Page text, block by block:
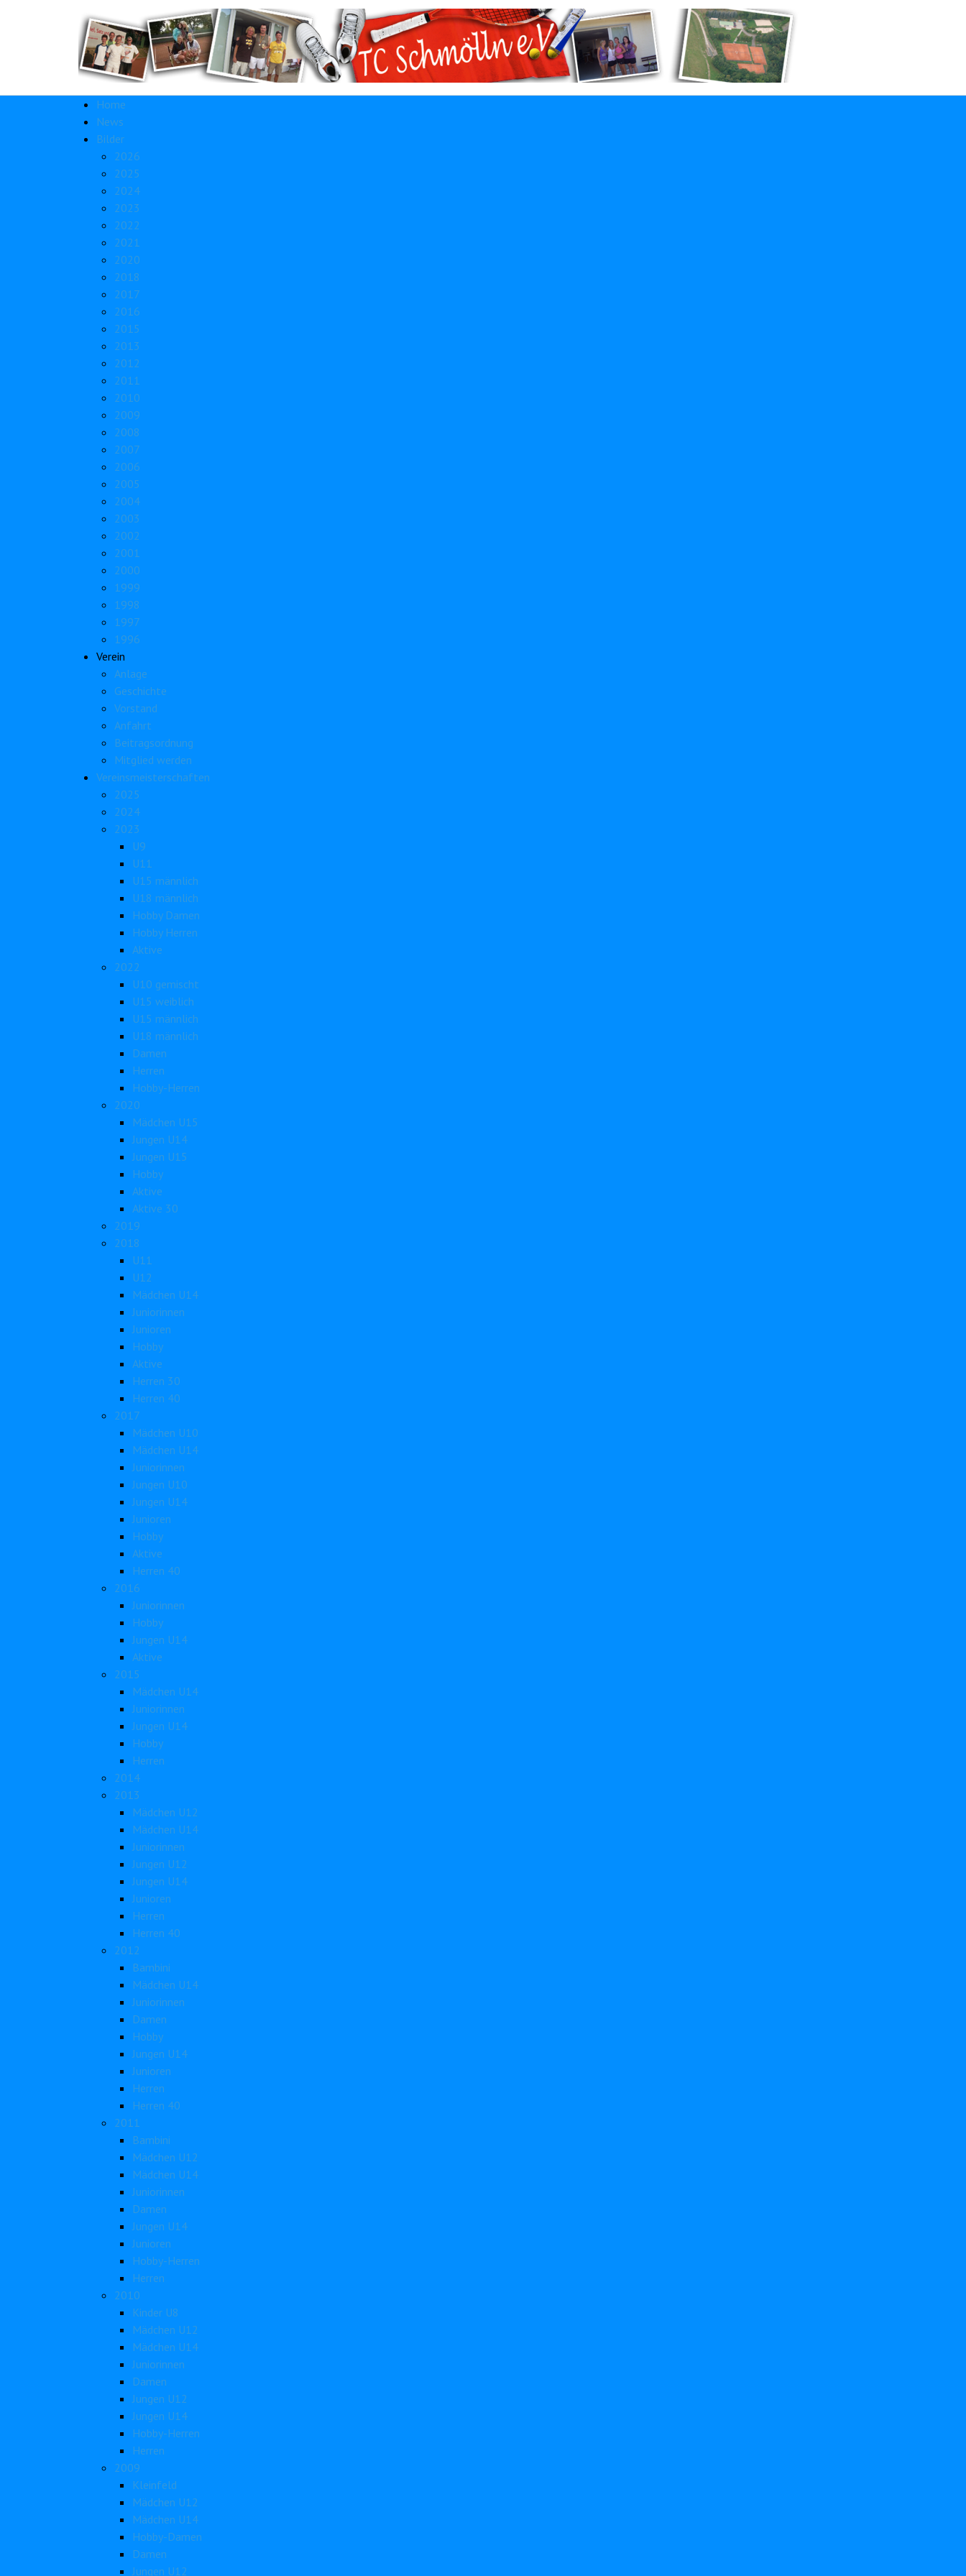
Home
News
Bilder
2026
2025
2024
2023
2022
2021
2020
2018
2017
2016
2015
2013
2012
2011
2010
2009
2008
2007
2006
2005
2004
2003
2002
2001
2000
1999
1998
1997
1996
Verein
Anlage
Geschichte
Vorstand
Anfahrt
Beitragsordnung
Mitglied werden
Vereinsmeisterschaften
2025
2024
2023
U9
U11
U15 männlich
U18 männlich
Hobby Damen
Hobby Herren
Aktive
2022
U10 gemischt
U15 weiblich
U15 männlich
U18 männlich
Damen
Herren
Hobby-Herren
2020
Mädchen U15
Jungen U14
Jungen U15
Hobby
Aktive
Aktive 30
2019
2018
U11
U12
Mädchen U14
Juniorinnen
Junioren
Hobby
Aktive
Herren 30
Herren 40
2017
Mädchen U10
Mädchen U14
Juniorinnen
Jungen U10
Jungen U14
Junioren
Hobby
Aktive
Herren 40
2016
Juniorinnen
Hobby
Jungen U14
Aktive
2015
Mädchen U14
Juniorinnen
Jungen U14
Hobby
Herren
2014
2013
Mädchen U12
Mädchen U14
Juniorinnen
Jungen U12
Jungen U14
Junioren
Herren
Herren 40
2012
Bambini
Mädchen U14
Juniorinnen
Damen
Hobby
Jungen U14
Junioren
Herren
Herren 40
2011
Bambini
Mädchen U12
Mädchen U14
Juniorinnen
Damen
Jungen U14
Junioren
Hobby-Herren
Herren
2010
Kinder U8
Mädchen U12
Mädchen U14
Juniorinnen
Damen
Jungen U12
Jungen U14
Hobby-Herren
Herren
2009
Kleinfeld
Mädchen U12
Mädchen U14
Hobby-Damen
Damen
Jungen U12